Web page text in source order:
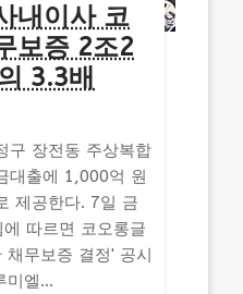
내이사 코
보증 2조2
3.3배
구 장전동 주상복합
대출에 1,000억 원
제공한다. 7일 금
따르면 코오롱글
무보증 결정' 공시
미엘...